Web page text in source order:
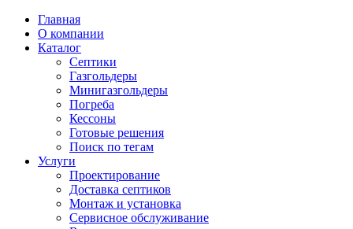
Главная
О компании
Каталог
Септики
Газгольдеры
Минигазгольдеры
Погреба
Кессоны
Готовые решения
Поиск по тегам
Услуги
Проектирование
Доставка септиков
Монтаж и установка
Сервисное обслуживание